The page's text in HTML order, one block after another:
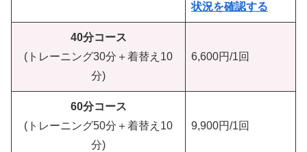
状況を確認する
40分コース
(トレーニング30分＋着替え10
分)
6,600円/1回
60分コース
(トレーニング50分＋着替え10
分)
9,900円/1回